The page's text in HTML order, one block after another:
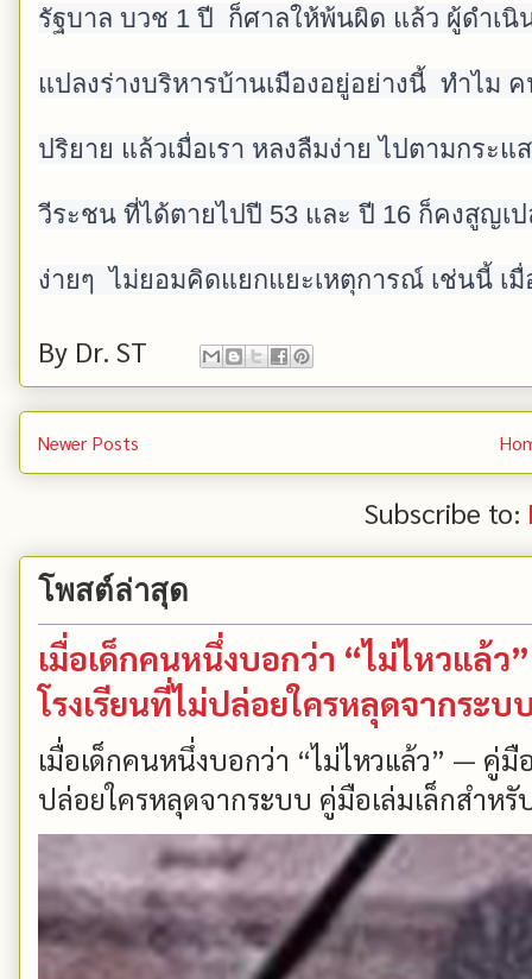
รัฐบาล บวช 1 ปี  ก็ศาลให้พ้นผิด แล้ว ผู้ดำเ
แปลงร่างบริหารบ้านเมืองอยู่อย่างนี้  ทำไม
ปริยาย แล้วเมื่อเรา หลงลืมง่าย ไปตามกระ
วีระชน ที่ได้ตายไปปี 53 และ ปี 16 ก็คงสูญเ
ง่ายๆ  ไม่ยอมคิดแยกแยะเหตุการณ์ เช่นนี้ เมื่
By Dr. ST
Newer Posts
Subscribe to:
โพสต์ล่าสุด
เมื่อเด็กคนหนึ่งบอกว่า “ไม่ไหวแล้
โรงเรียนที่ไม่ปล่อยใครหลุดจากระบ
เมื่อเด็กคนหนึ่งบอกว่า “ไม่ไหวแล้ว” — คู่
ปล่อยใครหลุดจากระบบ คู่มือเล่มเล็กสำหรั